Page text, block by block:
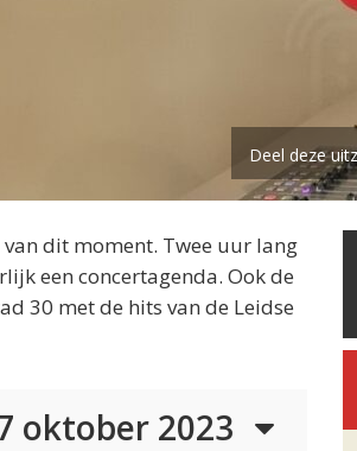
Deel deze
dit moment. Twee uur lang
een concertagenda. Ook de
30 met de hits van de Leidse
oktober 2023